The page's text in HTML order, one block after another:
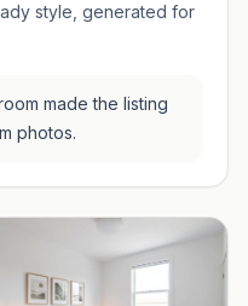
style, generated for
made the listing
photos.